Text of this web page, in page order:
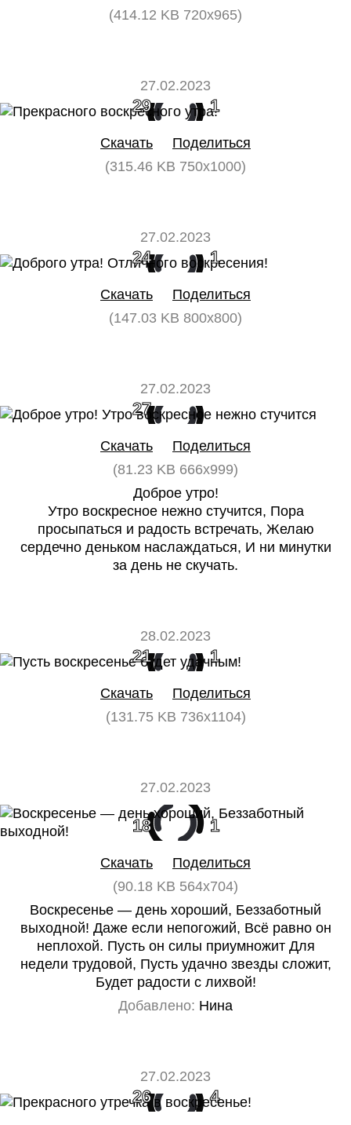
(414.12 KB 720x965)
27.02.2023
29 1
Скачать
Поделиться
(315.46 KB 750x1000)
27.02.2023
24 1
Скачать
Поделиться
(147.03 KB 800x800)
27.02.2023
27 0
Скачать
Поделиться
(81.23 KB 666x999)
Доброе утро!
Утро воскресное нежно стучится, Пора
просыпаться и радость встречать, Желаю
сердечно деньком наслаждаться, И ни минутки
за день не скучать.
28.02.2023
21 1
Скачать
Поделиться
(131.75 KB 736x1104)
27.02.2023
18 1
Скачать
Поделиться
(90.18 KB 564x704)
Воскресенье — день хороший, Беззаботный
выходной! Даже если непогожий, Всё равно он
неплохой. Пусть он силы приумножит Для
недели трудовой, Пусть удачно звезды сложит,
Будет радости с лихвой!
Добавлено: Нина
27.02.2023
26 4